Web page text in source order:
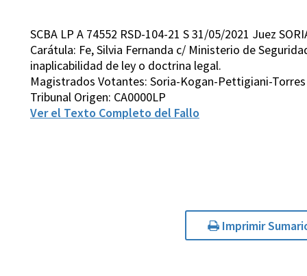
SCBA LP A 74552 RSD-104-21 S 31/05/2021 Juez
Carátula: Fe, Silvia Fernanda c/ Ministerio de
inaplicabilidad de ley o doctrina legal.
Magistrados Votantes: Soria-Kogan-Pettigiani-Torres
Tribunal Origen: CA0000LP
Ver el Texto Completo del Fallo
Imprimir